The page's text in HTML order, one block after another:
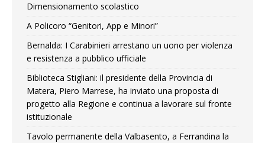
Dimensionamento scolastico
A Policoro “Genitori, App e Minori”
Bernalda: I Carabinieri arrestano un uono per violenza
e resistenza a pubblico ufficiale
Biblioteca Stigliani: il presidente della Provincia di
Matera, Piero Marrese, ha inviato una proposta di
progetto alla Regione e continua a lavorare sul fronte
istituzionale
Tavolo permanente della Valbasento, a Ferrandina la